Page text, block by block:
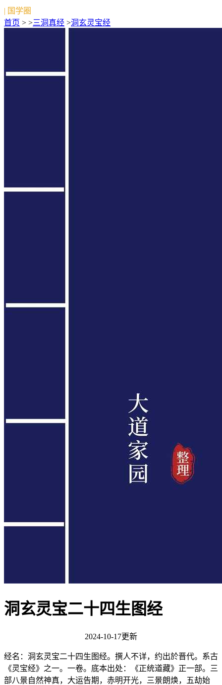
| 国学圈
首页 > >三洞真经 >洞玄灵宝经
洞玄灵宝二十四生图经
2024-10-17更新
经名：洞玄灵宝二十四生图经。撰人不详，约出於晋代。系古
《灵宝经》之一。一卷。底本出处：《正统道藏》正一部。三
部八景自然神真，大运告期，赤明开光，三景朗焕，五劫始